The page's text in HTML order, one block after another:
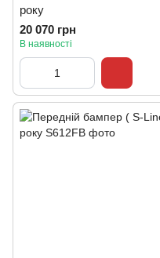
року
20 070 грн
В наявності